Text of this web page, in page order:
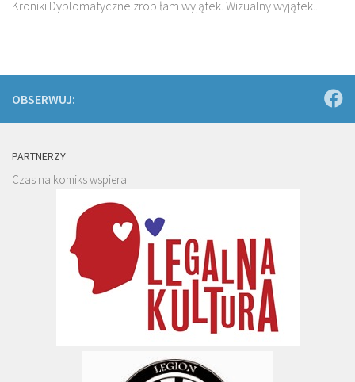
Kroniki Dyplomatyczne zrobiłam wyjątek. Wizualny wyjątek...
OBSERWUJ:
PARTNERZY
Czas na komiks wspiera: